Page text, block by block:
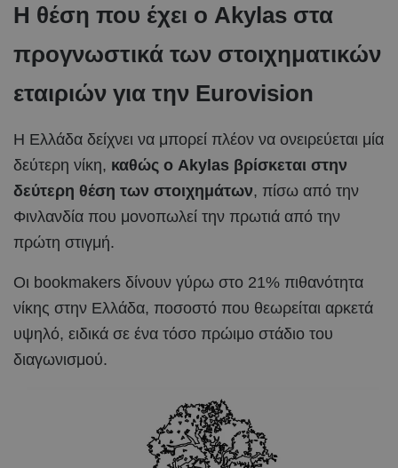
Η θέση που έχει ο Akylas στα
προγνωστικά των στοιχηματικών
εταιριών για την Eurovision
Η Ελλάδα δείχνει να μπορεί πλέον να ονειρεύεται μία
δεύτερη νίκη, καθώς ο Akylas βρίσκεται στην
δεύτερη θέση των στοιχημάτων, πίσω από την
Φινλανδία που μονοπωλεί την πρωτιά από την
πρώτη στιγμή.
Οι bookmakers δίνουν γύρω στο 21% πιθανότητα
νίκης στην Ελλάδα, ποσοστό που θεωρείται αρκετά
υψηλό, ειδικά σε ένα τόσο πρώιμο στάδιο του
διαγωνισμού.